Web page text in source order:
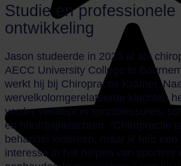
Studie en professionele
ontwikkeling
Jason studeerde in 2020 af als
AECC University College in
werkt hij bij Chiropractie Kramer.
wervelkolomgerelateerde klachten
verder verdiept in sportblessures,
en hoofdpijnklachten. “Chiropractie
behandel iedereen, maar ik heb een
interesse in het helpen van sporters